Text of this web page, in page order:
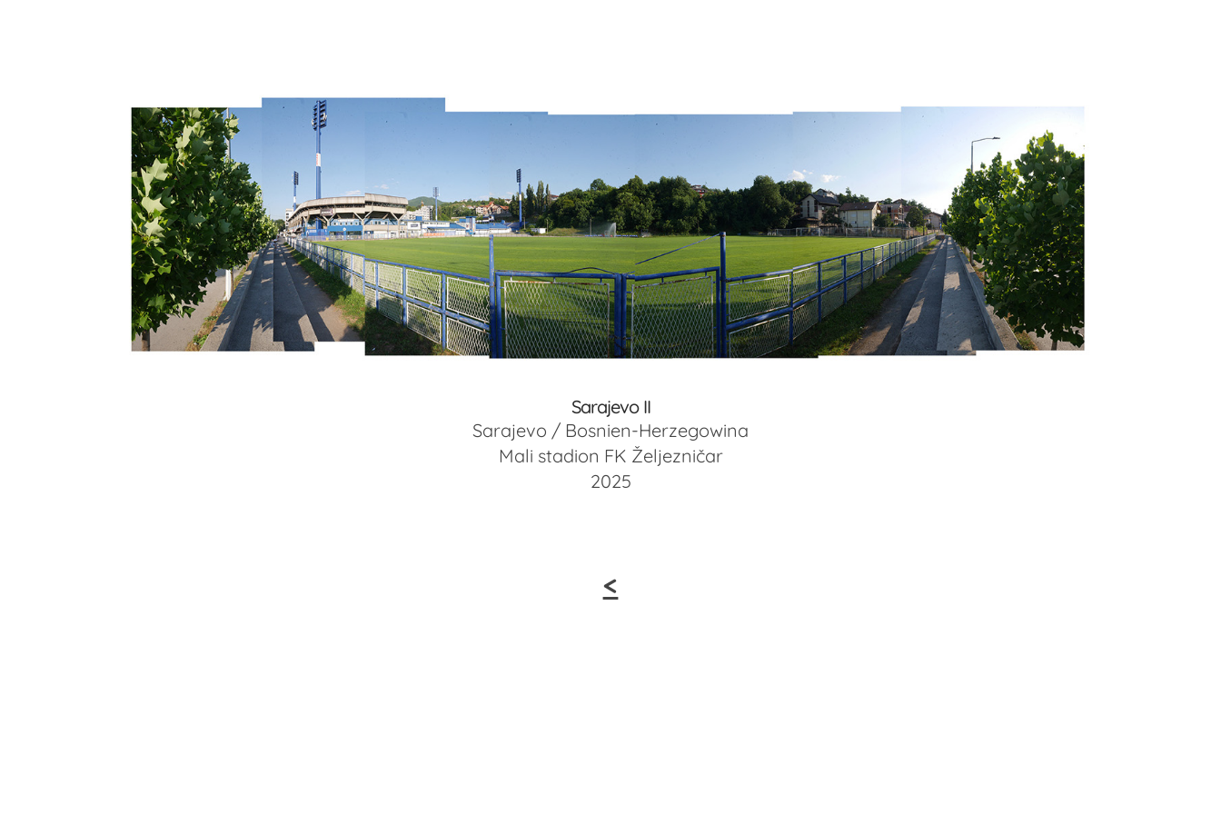
Sarajevo II
Sarajevo / Bosnien-Herzegowina
Mali stadion FK Željezničar
2025
<